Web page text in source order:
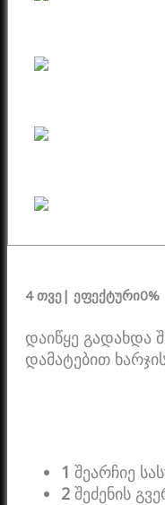
4 თვე| ეფექტური0%
დაიწყე გადახდა
დამატებით
1 შეარჩიე
2 შეძენის